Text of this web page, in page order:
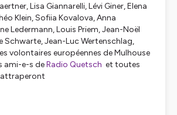
Lisa Giannarelli, Lévi Giner, Elena
Klein, Sofiia Kovalova, Anna
Ledermann, Louis Priem, Jean-Noël
Schwarte, Jean-Luc Wertenschlag,
volontaires européennes de Mulhouse
ami-e-s deRadio Quetsch et toutes